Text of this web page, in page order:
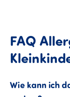
FAQ
Wie kann ich